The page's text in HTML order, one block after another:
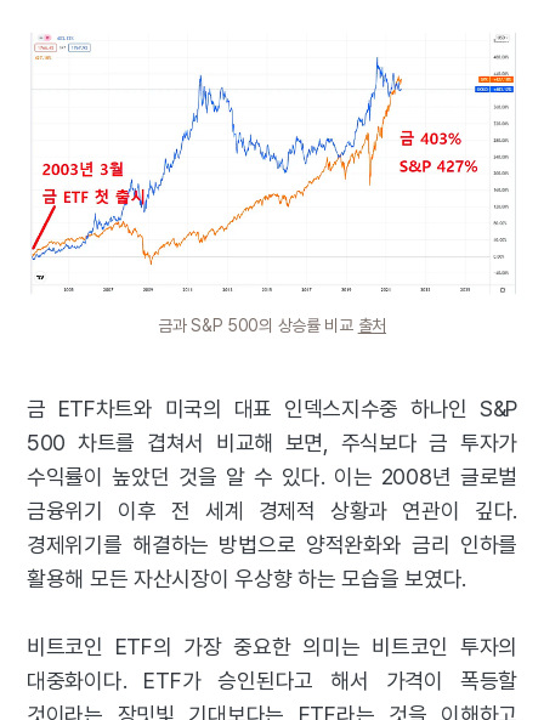
금과 S&P 500의 상승률 비교 출처
금 ETF차트와 미국의 대표 인덱스지수중 하나인 S&P
500 차트를 겹쳐서 비교해 보면, 주식보다 금 투자가
수익률이 높았던 것을 알 수 있다. 이는 2008년 글로벌
금융위기 이후 전 세계 경제적 상황과 연관이 깊다.
경제위기를 해결하는 방법으로 양적완화와 금리 인하를
활용해 모든 자산시장이 우상향 하는 모습을 보였다.
비트코인 ETF의 가장 중요한 의미는 비트코인 투자의
대중화이다. ETF가 승인된다고 해서 가격이 폭등할
것이라는 장밋빛 기대보다는 ETF라는 것을 이해하고